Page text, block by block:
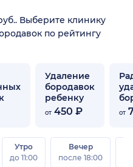
Выберите клинику
по рейтингу
Удаление
бородавок
ребенку
от 450 ₽ от
Утро
до 11:00
Вечер
после 18:00